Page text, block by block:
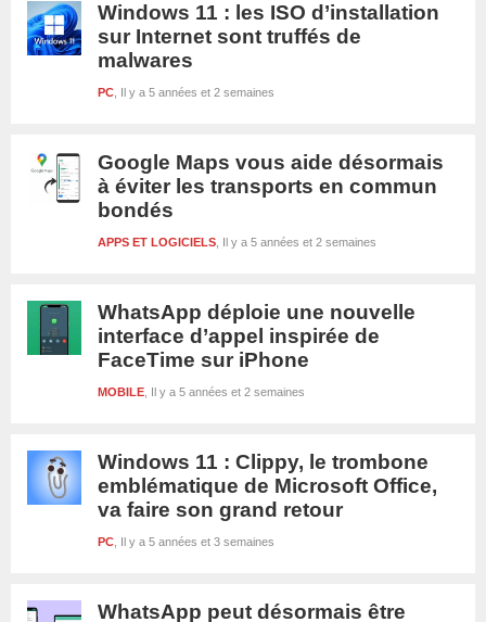
Windows 11 : les ISO d’installation
sur Internet sont truffés de
malwares
Il y a 5 années et 2 semaines
PC
Google Maps vous aide désormais
à éviter les transports en commun
bondés
Il y a 5 années et 2 semaines
APPS ET LOGICIELS
WhatsApp déploie une nouvelle
interface d’appel inspirée de
FaceTime sur iPhone
Il y a 5 années et 2 semaines
MOBILE
Windows 11 : Clippy, le trombone
emblématique de Microsoft Office,
va faire son grand retour
Il y a 5 années et 3 semaines
PC
WhatsApp peut désormais être